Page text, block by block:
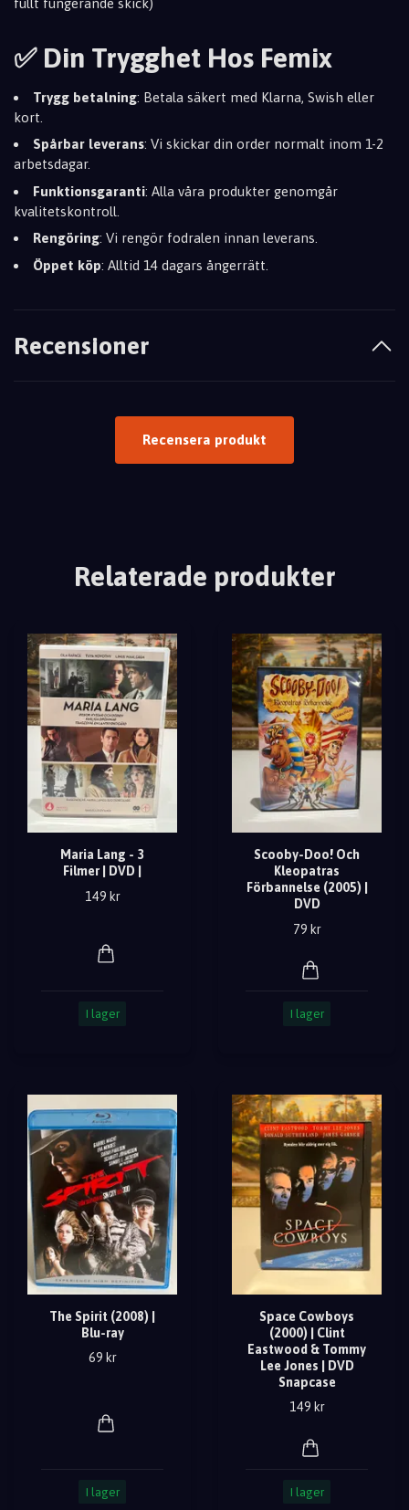
✅ Din Trygghet Hos Femix
Trygg betalning: Betala säkert med Klarna, Swish eller
kort.
Spårbar leverans: Vi skickar din order normalt inom 1-2
arbetsdagar.
Funktionsgaranti: Alla våra produkter genomgår
kvalitetskontroll.
Rengöring: Vi rengör fodralen innan leverans.
Öppet köp: Alltid 14 dagars ångerrätt.
Recensioner
Recensera produkt
Relaterade produkter
Maria Lang - 3
Filmer | DVD |
149 kr
I lager
Scooby-Doo! Och
Kleopatras
Förbannelse (2005) |
DVD
79 kr
I lager
The Spirit (2008) |
Blu-ray
69 kr
I lager
Space Cowboys
(2000) | Clint
Eastwood & Tommy
Lee Jones | DVD
Snapcase
149 kr
I lager